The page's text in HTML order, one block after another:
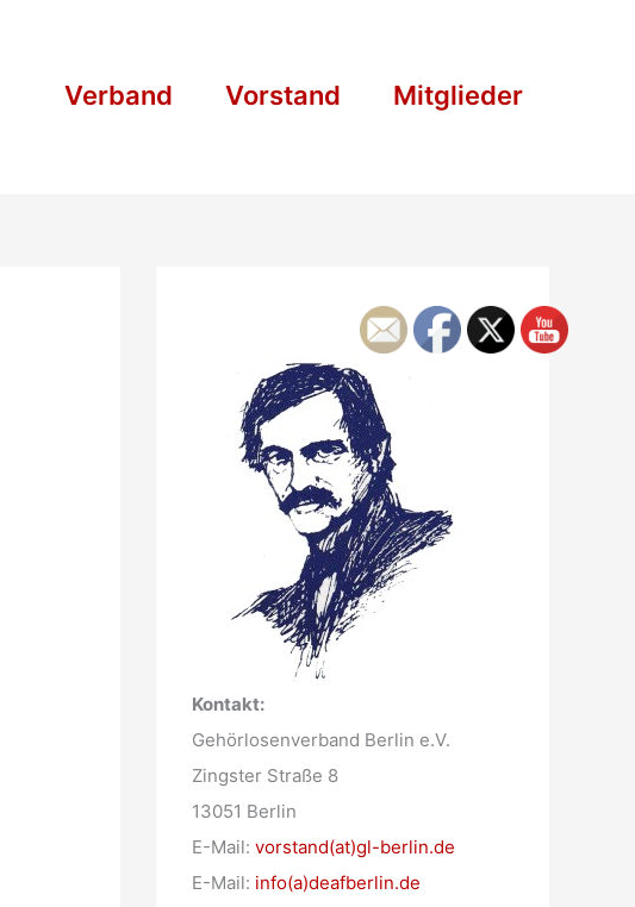
Verband Vorstand Mitglieder
Kontakt:
Gehörlosenverband Berlin e.V.
Zingster Straße 8
13051 Berlin
E-Mail: vorstand(at)gl-berlin.de
E-Mail: info(a)deafberlin.de